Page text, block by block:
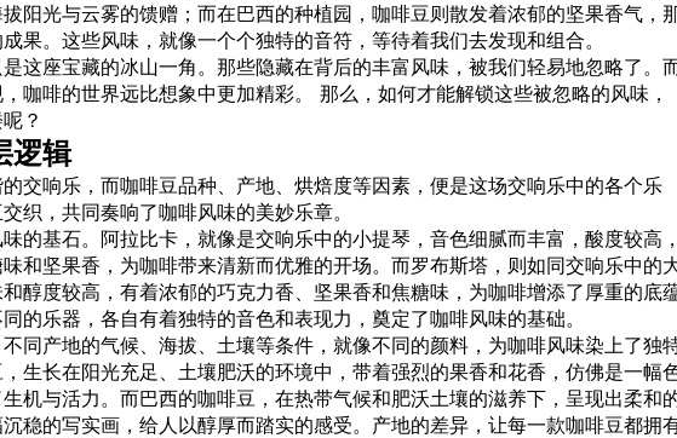
阳光与云雾的馈赠；而在巴西的种植园，咖啡豆则散发着浓郁的坚果香气，
果。这些风味，就像一个个独特的音符，等待着我们去发现和组合。
这座宝藏的冰山一角。那些隐藏在背后的丰富风味，被我们轻易地忽略了。
咖啡的世界远比想象中更加精彩。 那么，如何才能解锁这些被忽略的风味，
？
逻辑
交响乐，而咖啡豆品种、产地、烘焙度等因素，便是这场交响乐中的各个乐
织，共同奏响了咖啡风味的美妙乐章。
的基石。阿拉比卡，就像是交响乐中的小提琴，音色细腻而丰富，酸度较高，
和坚果香，为咖啡带来清新而优雅的开场。而罗布斯塔，则如同交响乐中的
醇度较高，有着浓郁的巧克力香、坚果香和焦糖味，为咖啡增添了厚重的底
的乐器，各自有着独特的音色和表现力，奠定了咖啡风味的基础。
同产地的气候、海拔、土壤等条件，就像不同的颜料，为咖啡风味染上了独
生长在阳光充足、土壤肥沃的环境中，带着强烈的果香和花香，仿佛是一幅
机与活力。而巴西的咖啡豆，在热带气候和肥沃土壤的滋养下，呈现出柔和
稳的写实画，给人以醇厚而踏实的感受。产地的差异，让每一款咖啡豆都拥